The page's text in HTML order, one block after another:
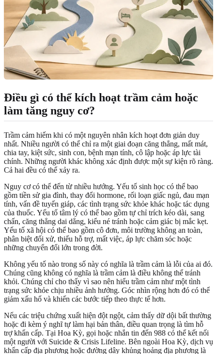
Điều gì có thể kích hoạt trầm cảm hoặc
làm tăng nguy cơ?
Trầm cảm hiếm khi có một nguyên nhân kích hoạt đơn giản duy
nhất. Nhiều người có thể chỉ ra một giai đoạn căng thẳng, mất mát,
chia tay, kiệt sức, sinh con, bệnh mạn tính, cô lập hoặc áp lực tài
chính. Những người khác không xác định được một sự kiện rõ ràng.
Cả hai đều có thể xảy ra.
Nguy cơ có thể đến từ nhiều hướng. Yếu tố sinh học có thể bao
gồm tiền sử gia đình, thay đổi hormone, rối loạn giấc ngủ, đau mạn
tính, vấn đề tuyến giáp, các tình trạng sức khỏe khác hoặc tác dụng
của thuốc. Yếu tố tâm lý có thể bao gồm tự chỉ trích kéo dài, sang
chấn, căng thẳng dai dẳng, kiểu né tránh hoặc cảm giác bị mắc kẹt.
Yếu tố xã hội có thể bao gồm cô đơn, môi trường không an toàn,
phân biệt đối xử, thiếu hỗ trợ, mất việc, áp lực chăm sóc hoặc
những chuyển đổi lớn trong đời.
Không yếu tố nào trong số này có nghĩa là trầm cảm là lỗi của ai đó.
Chúng cũng không có nghĩa là trầm cảm là điều không thể tránh
khỏi. Chúng chỉ cho thấy vì sao nên hiểu trầm cảm như một tình
trạng sức khỏe chịu nhiều ảnh hưởng. Góc nhìn rộng hơn đó có thể
giảm xấu hổ và khiến các bước tiếp theo thực tế hơn.
Nếu các triệu chứng xuất hiện đột ngột, cảm thấy dữ dội bất thường
hoặc đi kèm ý nghĩ tự làm hại bản thân, điều quan trọng là tìm hỗ
trợ khẩn cấp. Tại Hoa Kỳ, gọi hoặc nhắn tin đến 988 có thể kết nối
một người với Suicide & Crisis Lifeline. Bên ngoài Hoa Kỳ, dịch vụ
khẩn cấp địa phương hoặc đường dây khủng hoảng địa phương là